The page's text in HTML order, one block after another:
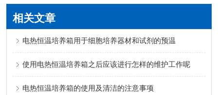
相关文章
电热恒温培养箱用于细胞培养器材和试剂的预温
使用电热恒温培养箱之后应该进行怎样的维护工作呢
电热恒温培养箱的使用及清洁的注意事项